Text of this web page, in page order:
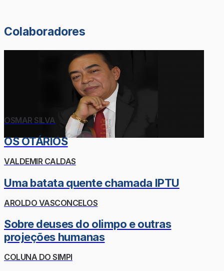
Colaboradores
OSMAR SILVA
OS OTÁRIOS
VALDEMIR CALDAS
Uma batata quente chamada IPTU
AROLDO VASCONCELOS
Sobre deuses do olimpo e outras
projeções humanas
COLUNA DO SIMPI